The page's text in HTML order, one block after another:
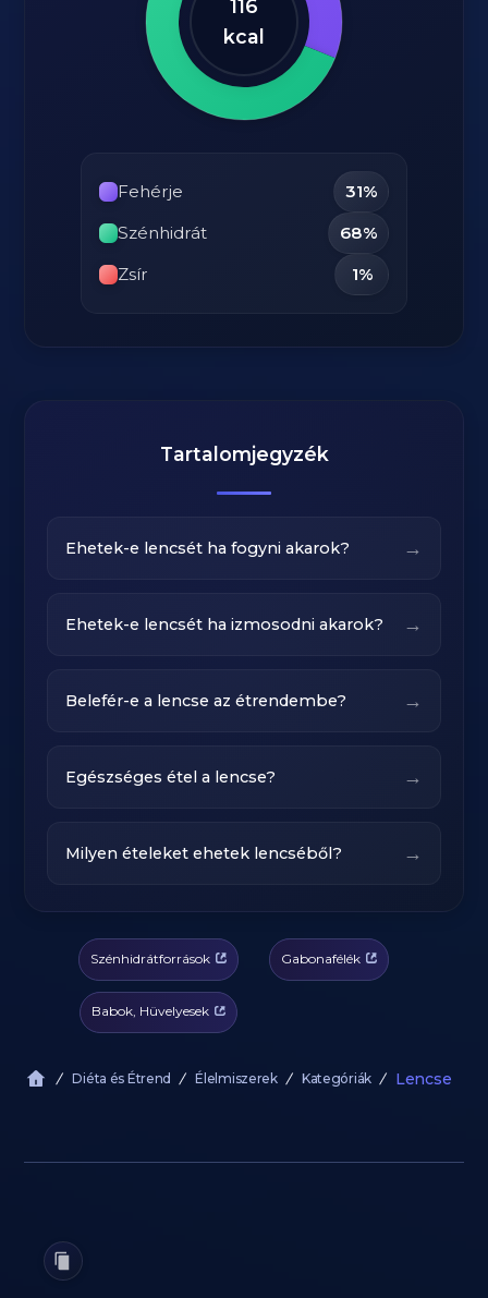
116
kcal
Fehérje
31%
Szénhidrát
68%
Zsír
1%
Tartalomjegyzék
Ehetek-e lencsét ha fogyni akarok? →
Ehetek-e lencsét ha izmosodni akarok? →
Belefér-e a lencse az étrendembe? →
Egészséges étel a lencse? →
Milyen ételeket ehetek lencséből? →
Szénhidrátforrások Gabonafélék
Babok, Hüvelyesek
Diéta és Étrend Élelmiszerek Kategóriák Lencse